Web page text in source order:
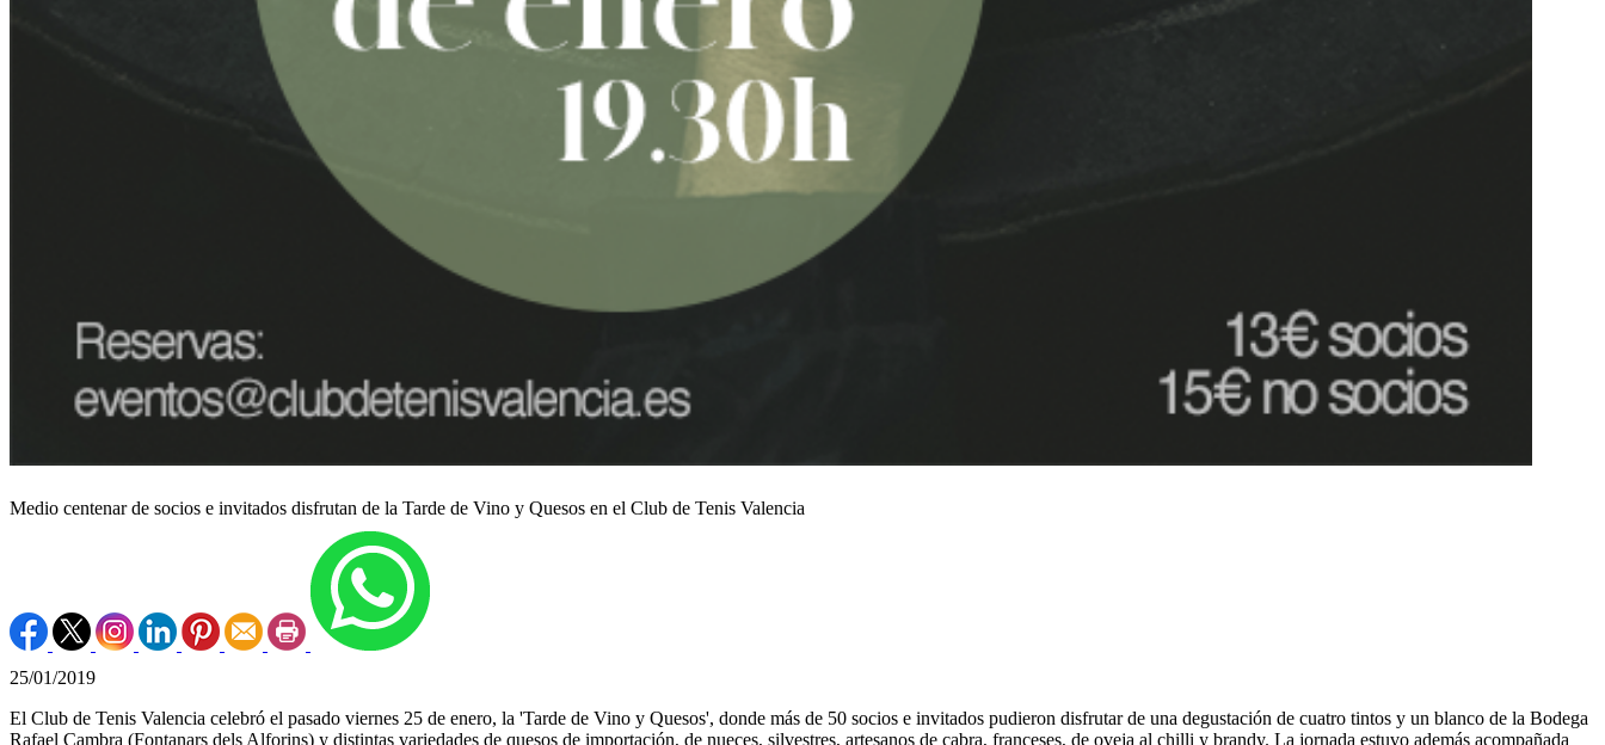
Medio centenar de socios e invitados disfrutan de la Tarde de Vino y Quesos en el Club de Tenis Valencia
25/01/2019
El Club de Tenis Valencia celebró el pasado viernes 25 de enero, la 'Tarde de Vino y Quesos', donde más de 50 socios e invitados pudieron disfrutar de una degustación de cuatro tintos y un blanco de la Bodega
Rafael Cambra (Fontanars dels Alforins) y distintas variedades de quesos de importación, de nueces, silvestres, artesanos de cabra, franceses, de oveja al chilli y brandy. La jornada estuvo además acompañada